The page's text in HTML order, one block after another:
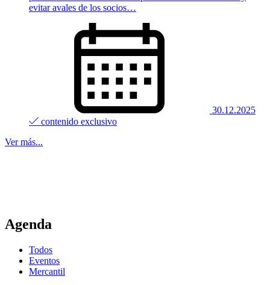
evitar avales de los socios…
30.12.2025
contenido exclusivo
Ver más...
Agenda
Todos
Eventos
Mercantil